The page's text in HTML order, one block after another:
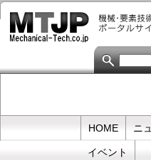
メ
イ
テ
HOME ニ
イベント